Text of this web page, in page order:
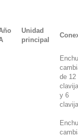
Unidad
principal
de 12
y 6